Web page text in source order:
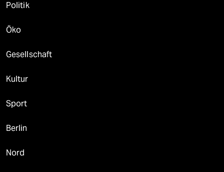
Politik
Öko
Gesellschaft
Kultur
Sport
Berlin
Nord